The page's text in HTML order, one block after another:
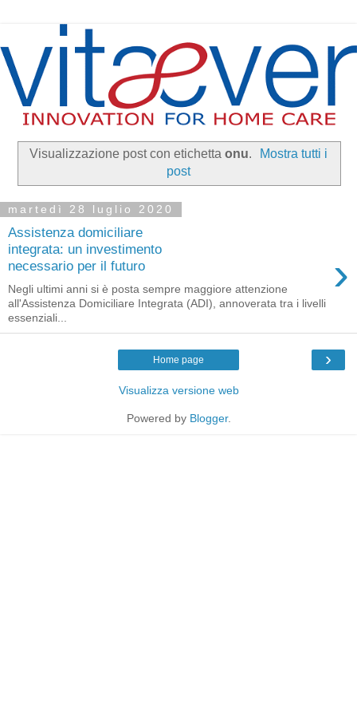
Visualizzazione post con etichetta onu.
Mostra tutti i
post
martedì 28 luglio 2020
Assistenza domiciliare
integrata: un investimento
necessario per il futuro
›
Negli ultimi anni si è posta sempre maggiore attenzione
all'Assistenza Domiciliare Integrata (ADI), annoverata tra i livelli
essenziali...
›
Home page
Visualizza versione web
Powered by Blogger.